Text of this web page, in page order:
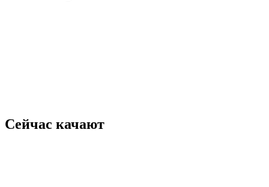
Сейчас качают